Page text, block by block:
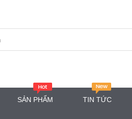
SẢN PHẨM TIN TỨC